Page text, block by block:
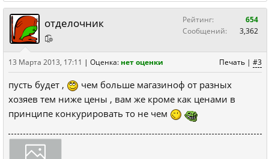
отделочник
๏̯͡๏
Рейтинг:
654
Сообщений:
3,362
Печать | #3
13 Марта 2013, 17:11 | Оценка: нет оценки
пусть будет ,
чем больше магазиноф от разных
хозяев тем ниже цены , вам же кроме как ценами в
принципе конкурировать то не чем